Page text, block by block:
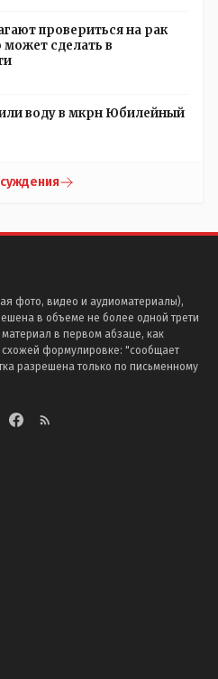
мы сейчас пересмотреть
же проснется какой-
доказывать что все это
нельзя ничего
провериться на рак
может сделать в
воду в мкрн Юбилейный
фото, видео и аудиоматериалы),
в объеме не более одной трети
в первом абзаце, как
формулировке: "сообщает
разрешена только по письменному